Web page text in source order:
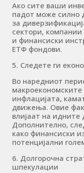
Ако сите ваши
падот може силно
за
сектори,
и финансиски
ЕТФ фондови.
5. Следете ги
Во наредниот
инфлацијата,
движења. Овие
влијаат на
Дополнително,
како финансиски
потенцијални
6. Долгорочна
шпекулации